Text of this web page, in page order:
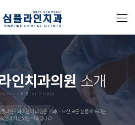
인치과의원소개
DENTAL CLINIC
라인치과의원의 다짐은 치과에 오신 모든 분들께 드리는
진의 자신있는 약속입니다!